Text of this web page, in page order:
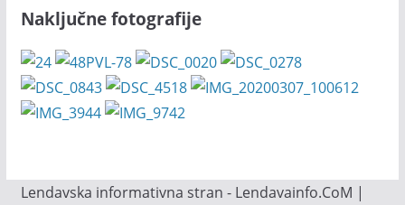
Naključne fotografije
Lendavska informativna stran - Lendavainfo.CoM |